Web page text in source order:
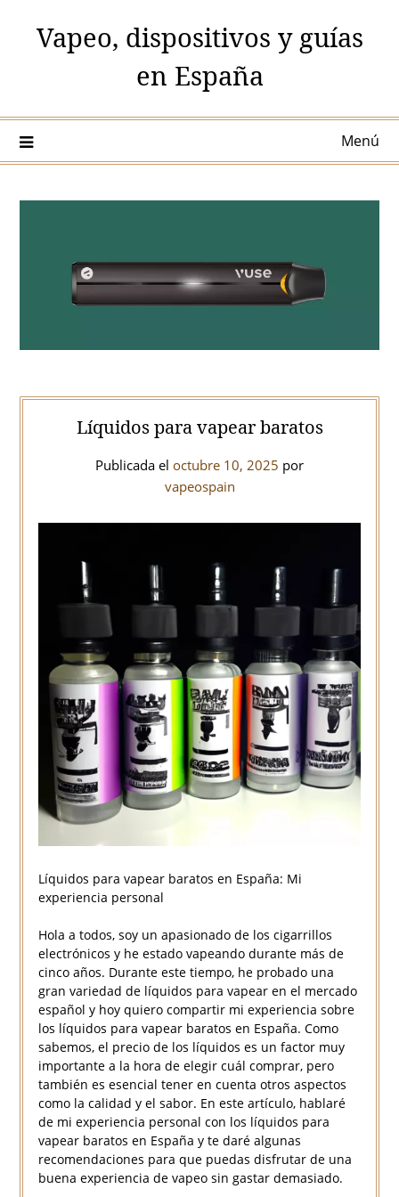
contenido
Vapeo, dispositivos y guías
en España
Menú
Líquidos para vapear baratos
Publicada el octubre 10, 2025 por
vapeospain
Líquidos para vapear baratos en España: Mi
experiencia personal
Hola a todos, soy un apasionado de los cigarrillos
electrónicos y he estado vapeando durante más de
cinco años. Durante este tiempo, he probado una
gran variedad de líquidos para vapear en el mercado
español y hoy quiero compartir mi experiencia sobre
los líquidos para vapear baratos en España. Como
sabemos, el precio de los líquidos es un factor muy
importante a la hora de elegir cuál comprar, pero
también es esencial tener en cuenta otros aspectos
como la calidad y el sabor. En este artículo, hablaré
de mi experiencia personal con los líquidos para
vapear baratos en España y te daré algunas
recomendaciones para que puedas disfrutar de una
buena experiencia de vapeo sin gastar demasiado.